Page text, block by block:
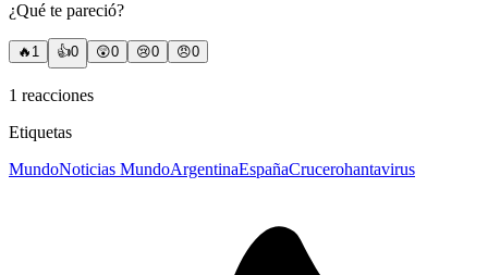
¿Qué te pareció?
🔥 1 👍0 😲0 😢0 😠0
1 reacciones
Etiquetas
MundoNoticias MundoArgentinaEspañaCrucerohantavirus